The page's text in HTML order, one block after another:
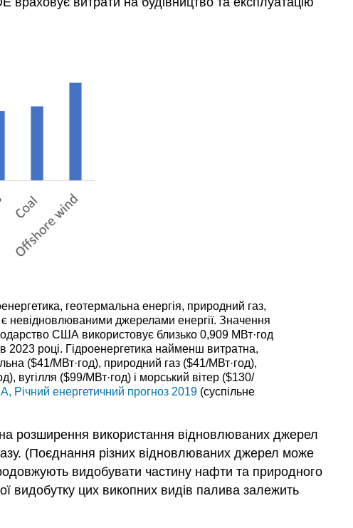
геотермальна енергія, природний газ,
невідновлюваними джерелами енергії. Значення
США використовує близько 0,909 МВт·год
в 2023 році. Гідроенергетика найменш витратна,
($41/МВт·год), природний газ ($41/МВт·год),
вугілля ($99/МВт·год) і морський вітер ($130/
Річний енергетичний прогноз 2019 (суспільне
розширення використання відновлюваних джерел
(Поєднання різних відновлюваних джерел може
видобувати частину нафти та природного
видобутку цих викопних видів палива залежить